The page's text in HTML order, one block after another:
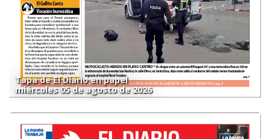
Tapa de El Diario en papel
miércoles 05 de agosto de 2026